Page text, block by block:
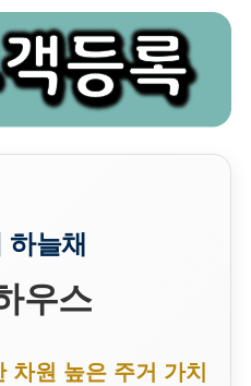
하늘채
우스
차원 높은 주거 가치